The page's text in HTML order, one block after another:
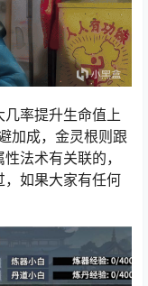
率提升生命值上
加成，金灵根则跟
法术有关联的，
如果大家有任何